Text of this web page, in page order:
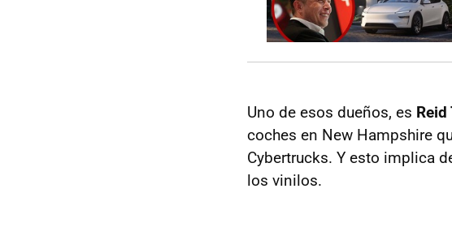
Uno de esos dueños, es Reid
coches en New Hampshire
Cybertrucks. Y esto implica
los vinilos.